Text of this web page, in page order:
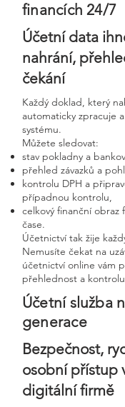
financích 24/7
Účetní data
nahrání,
čekání
Každý doklad, který
automaticky zpracuje
systému.
Můžete sledovat:
stav pokladny a
přehled závazků a
kontrolu DPH a
případnou kontrolu,
celkový finanční obraz
čase.
Účetnictví tak žije
Nemusíte čekat na
účetnictví online vám
přehlednost a
Účetní služba
generace
Bezpečnost,
osobní přístup
digitální firmě